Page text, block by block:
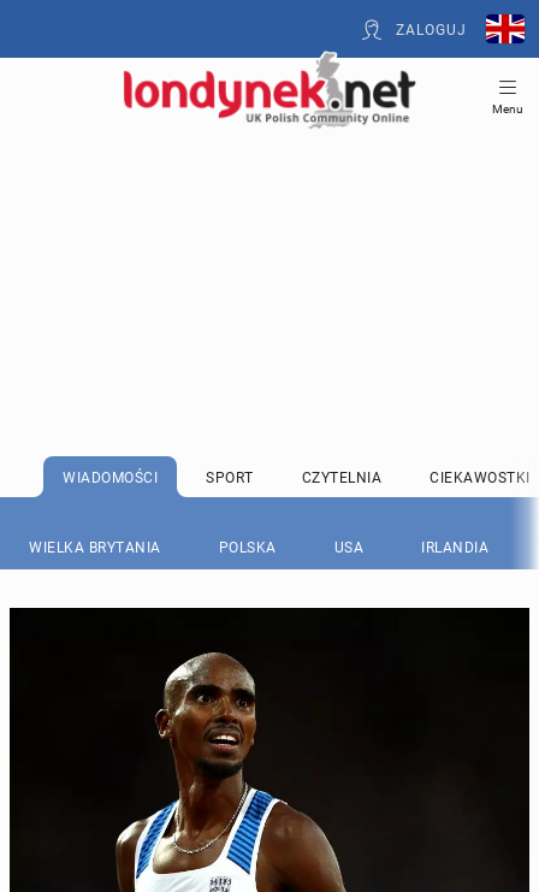
ZALOGUJ
Menu
WIADOMOŚCI SPORT CZYTELNIA CIEKAWOSTKI
WIELKA BRYTANIA POLSKA USA IRLANDIA